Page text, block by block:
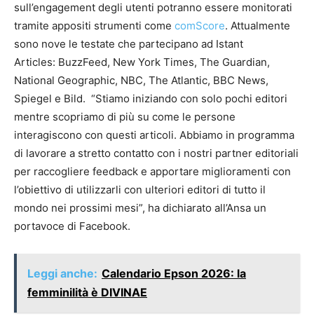
sull’engagement degli utenti potranno essere monitorati
tramite appositi strumenti come comScore. Attualmente
sono nove le testate che partecipano ad Istant
Articles: BuzzFeed, New York Times, The Guardian,
National Geographic, NBC, The Atlantic, BBC News,
Spiegel e Bild. “Stiamo iniziando con solo pochi editori
mentre scopriamo di più su come le persone
interagiscono con questi articoli. Abbiamo in programma
di lavorare a stretto contatto con i nostri partner editoriali
per raccogliere feedback e apportare miglioramenti con
l’obiettivo di utilizzarli con ulteriori editori di tutto il
mondo nei prossimi mesi”, ha dichiarato all’Ansa un
portavoce di Facebook.
Leggi anche: Calendario Epson 2026: la
femminilità è DIVINAE